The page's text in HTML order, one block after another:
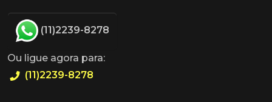
(11)2239-8278
Ou ligue agora para:
(11)2239-8278